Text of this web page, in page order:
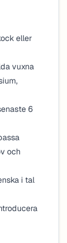
eller
vuxna
6
och
i tal